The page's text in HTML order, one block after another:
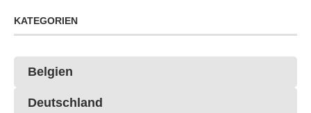
KATEGORIEN
Belgien
Deutschland